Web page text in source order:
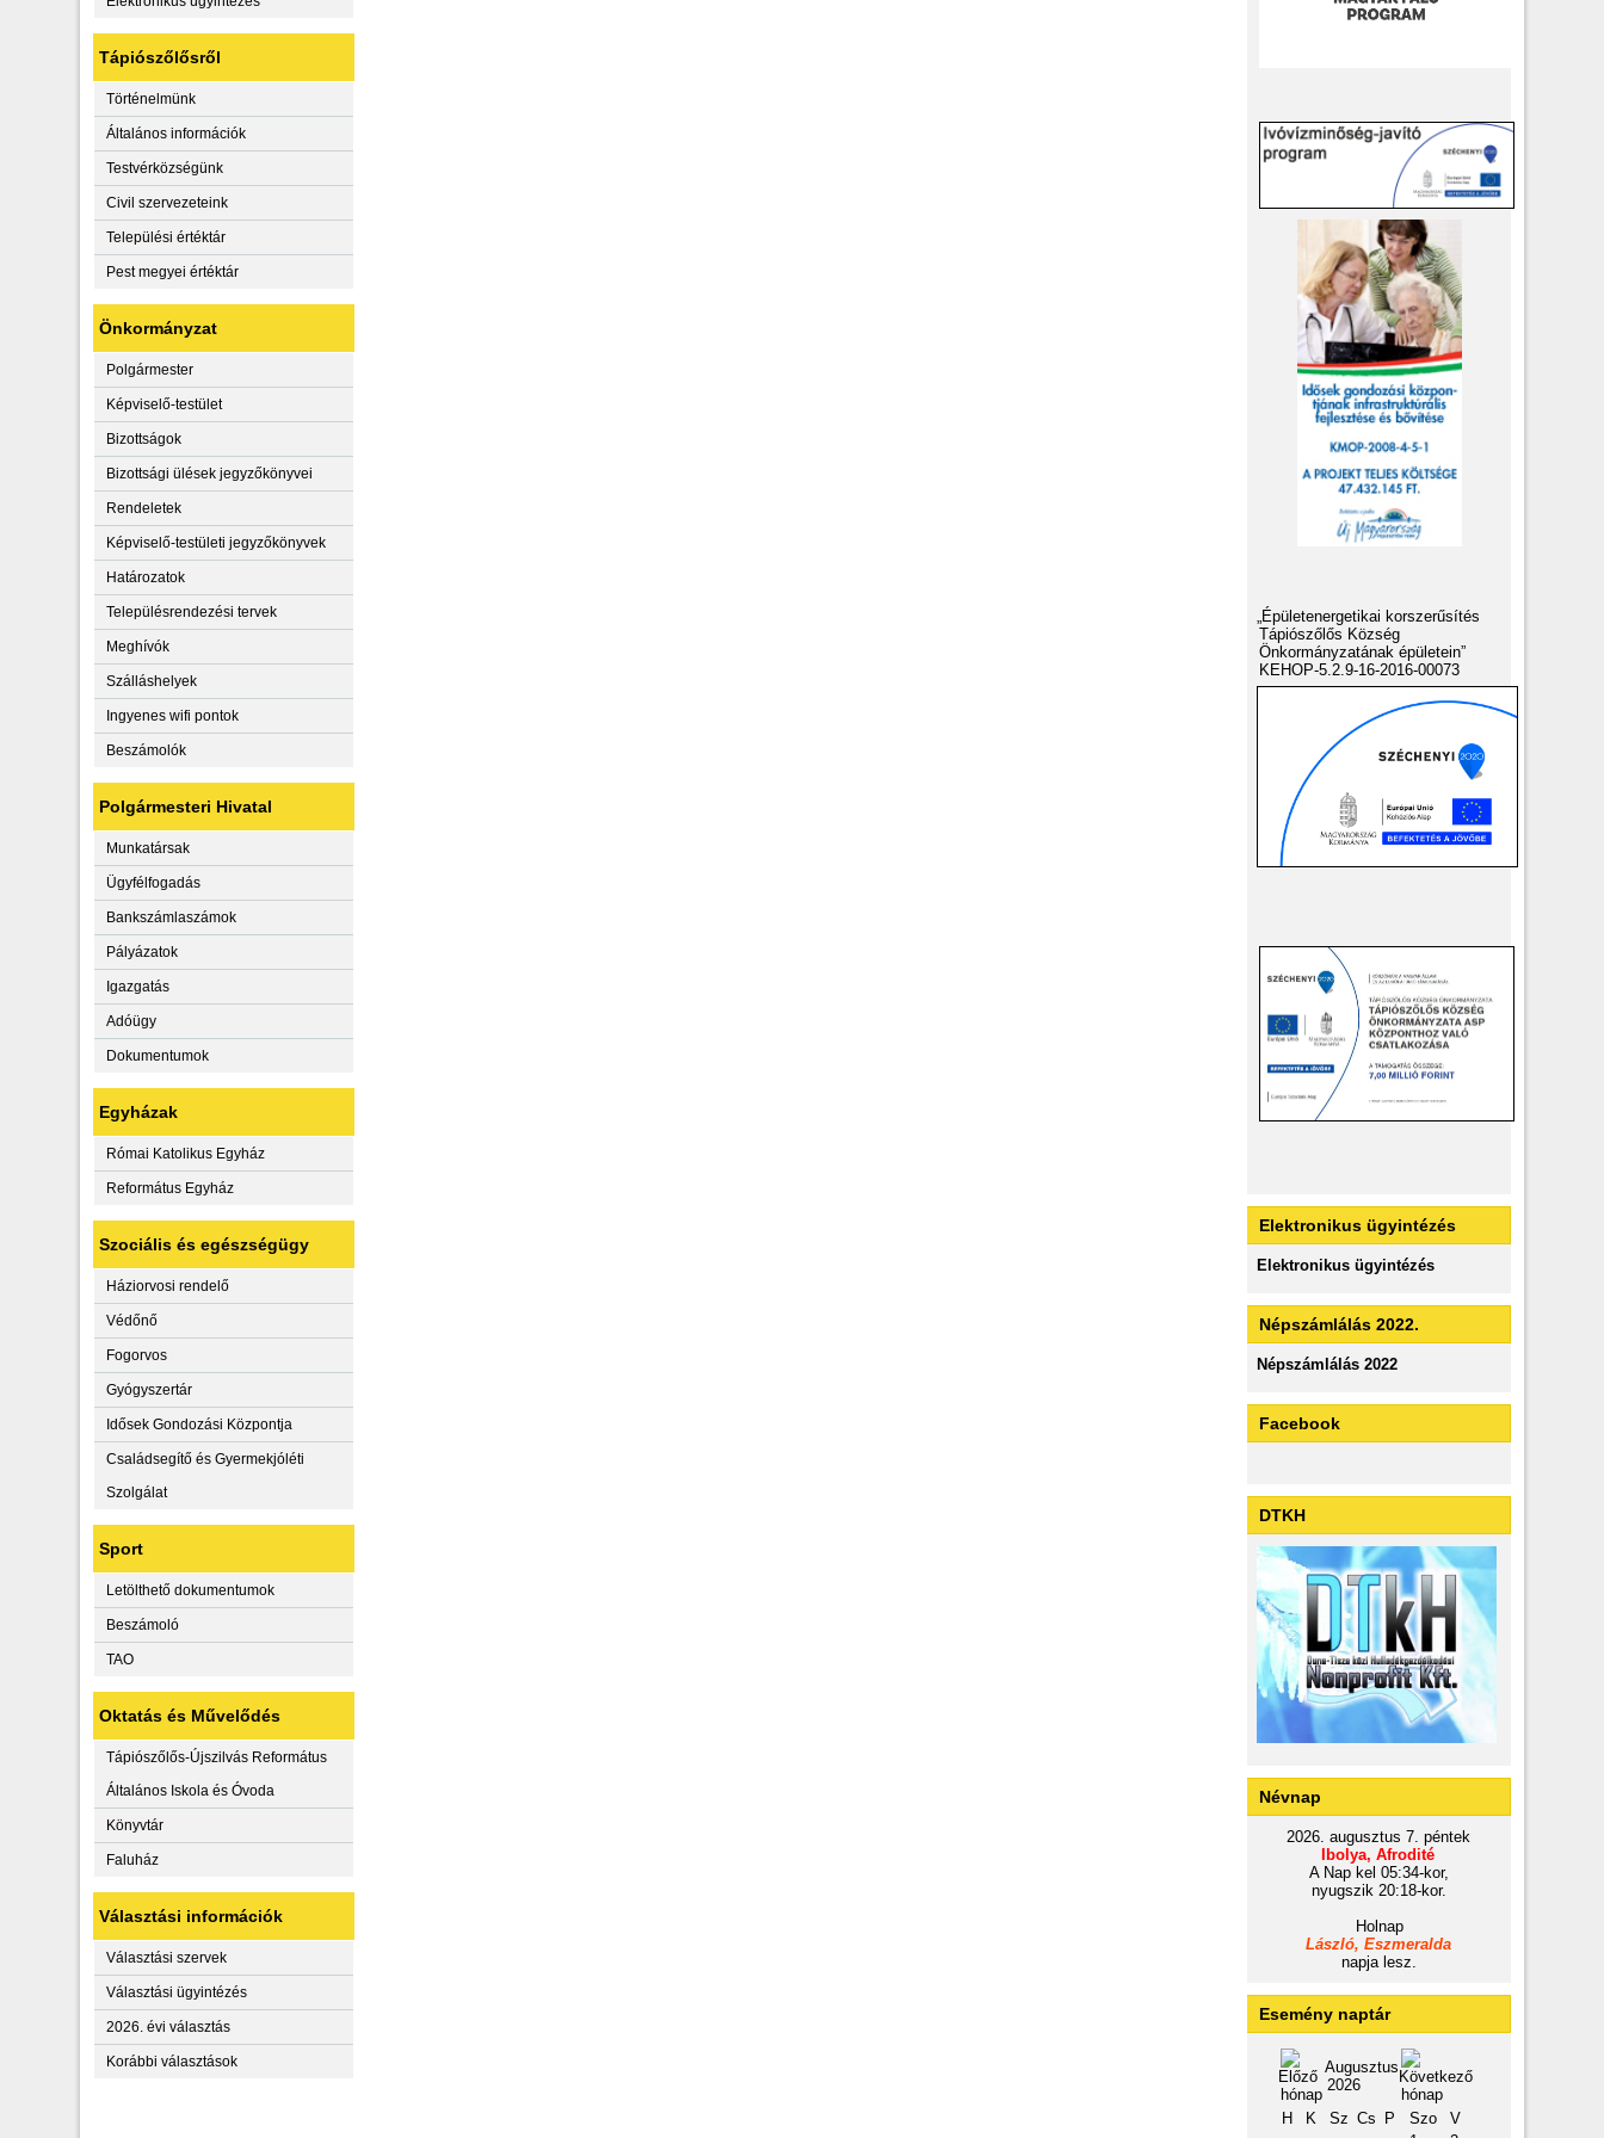
Tápiószőlősről
Történelmünk
Általános információk
Testvérközségünk
Civil szervezeteink
Települési értéktár
Pest megyei értéktár
Önkormányzat
Polgármester
Képviselő-testület
Bizottságok
Bizottsági ülések jegyzőkönyvei
Rendeletek
Képviselő-testületi jegyzőkönyvek
Határozatok
Településrendezési tervek
Meghívók
Szálláshelyek
Ingyenes wifi pontok
Beszámolók
Polgármesteri Hivatal
Munkatársak
Ügyfélfogadás
Bankszámlaszámok
Pályázatok
Igazgatás
Adóügy
Dokumentumok
Egyházak
Római Katolikus Egyház
Református Egyház
Szociális és egészségügy
Háziorvosi rendelő
Védőnő
Fogorvos
Gyógyszertár
Idősek Gondozási Központja
Családsegítő és Gyermekjóléti
Szolgálat
Sport
Letölthető dokumentumok
Beszámoló
TAO
Oktatás és Művelődés
Tápiószőlős-Újszilvás Református
Általános Iskola és Óvoda
Könyvtár
Faluház
Választási információk
Választási szervek
Választási ügyintézés
2026. évi választás
Korábbi választások
„Épületenergetikai korszerűsítés
Tápiószőlős Község
Önkormányzatának épületein”
KEHOP-5.2.9-16-2016-00073
Elektronikus ügyintézés
Elektronikus ügyintézés
Népszámlálás 2022.
Népszámlálás 2022
Facebook
DTKH
Névnap
2026. augusztus 7. péntek
Ibolya, Afrodité
A Nap kel 05:34-kor,
nyugszik 20:18-kor.
Holnap
László, Eszmeralda
napja lesz.
Esemény naptár
Augusztus
2026
H
K Sz Cs P Szo
V